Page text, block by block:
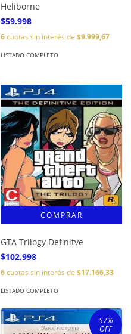
Heliborne
$59.998
6cuotas sin interés de $9.999,67
LISTADO COMPLETO
GTA Trilogy Definitve
$102.998
6cuotas sin interés de $17.166,33
LISTADO COMPLETO
57%
OFF